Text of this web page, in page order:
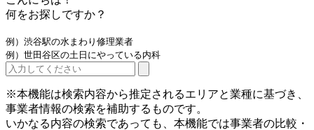
何をお探しですか？
例）渋谷駅の水まわり修理業者
例）世田谷区の土日にやっている内科
※本機能は検索内容から推定されるエリアと業種に基づき、
事業者情報の検索を補助するものです。
いかなる内容の検索であっても、本機能では事業者の比較・